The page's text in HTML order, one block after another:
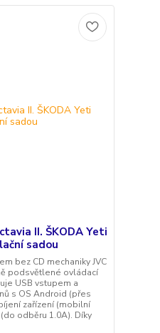
II. ŠKODA Yeti
sadou
bez CD mechaniky JVC
podsvětlené ovládací
USB vstupem a
s OS Android (přes
zařízení (mobilní
odběru 1.0A). Díky